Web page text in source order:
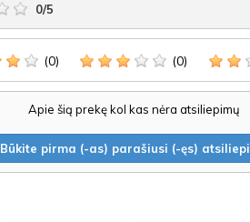
0/5
(0) (0)
Apie šią prekę kol kas nėra atsiliepimų
Būkite pirma (-as) parašiusi (-ęs)